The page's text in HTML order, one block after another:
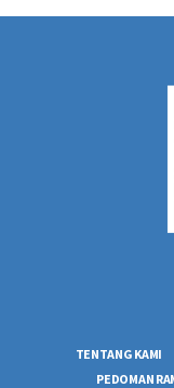
TENTANG KAMI
PEDOMAN